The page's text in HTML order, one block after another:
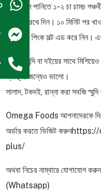
এক গ্লাস পানিতে ১-২ চা চামচ
ভিজিয়ে রেখে দিন। ১০ মিনিট পর
হিমালয়ান পিংক সল্ট এড করে
এছাড়া স্মুদি বা দইয়ের সাথে
স্বাস্থ্যর জন্যেও ভালো।
সালাদ, টকদই, রান্না করা সবজি স্মুদি
Omega Foods আপনাদেরকে
অর্ডার করতে ভিজিট
plus/
অথবা নিচের নাম্বারে
(Whatsapp)